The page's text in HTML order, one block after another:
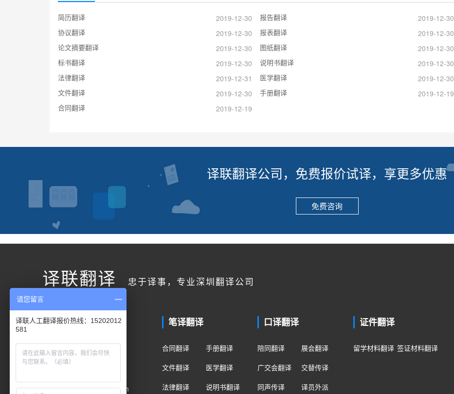
简历翻译 2019-12-30 报告翻译
2019-12-30
协议翻译
2019-12-30 报表翻译
2019-12-30
论文摘要翻译
2019-12-30 图纸翻译
2019-12-30
标书翻译
2019-12-30 说明书翻译
2019-12-30
法律翻译
2019-12-31 医学翻译
2019-12-30
文件翻译
2019-12-30 手册翻译
2019-12-19
合同翻译
2019-12-19
译联翻译公司，免费报价试译，享更多优惠
免费咨询
译联翻译 忠于译事，专业深圳翻译公司
联系我们
客户服务
400电话：400-178-1661
Email：fanyi@translian.com
笔译翻译
合同翻译
手册翻译
文件翻译
医学翻译
法律翻译
说明书翻译
口译翻译
陪同翻译
展会翻译
广交会翻译
交替传译
同声传译
译员外派
证件翻译
留学材料翻译 签证材料翻译
请您留言
译联人工翻译报价热线：15202012
581